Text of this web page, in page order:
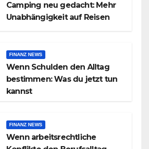
Camping neu gedacht: Mehr
Unabhängigkeit auf Reisen
FINANZ NEWS
Wenn Schulden den Alltag
bestimmen: Was du jetzt tun
kannst
FINANZ NEWS
Wenn arbeitsrechtliche